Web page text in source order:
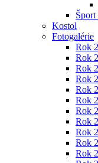
Kostol
Fotogalérie
Rok
Rok
Rok
Rok
Rok
Rok
Rok
Rok
Rok
Rok
Rok